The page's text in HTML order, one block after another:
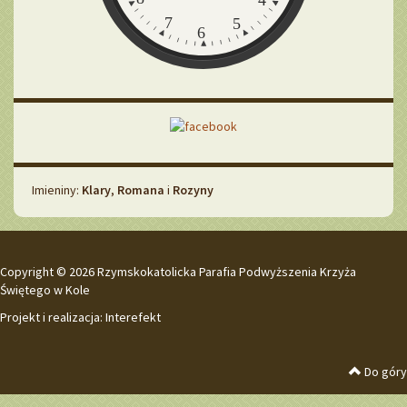
5
6
7
Imieniny
Imieniny: Klary, Romana i Rozyny
Copyright © 2026 Rzymskokatolicka Parafia Podwyższenia Krzyża
Świętego w Kole
Projekt i realizacja: Interefekt
Do góry